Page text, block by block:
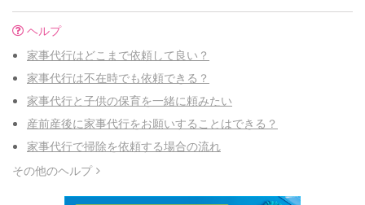
ヘルプ
家事代行はどこまで依頼して良い？
家事代行は不在時でも依頼できる？
家事代行と子供の保育を一緒に頼みたい
産前産後に家事代行をお願いすることはできる？
家事代行で掃除を依頼する場合の流れ
その他のヘルプ